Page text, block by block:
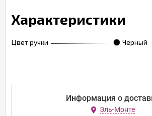
Характеристики
Цвет ручки Черный
Информация о
Эль-Монте